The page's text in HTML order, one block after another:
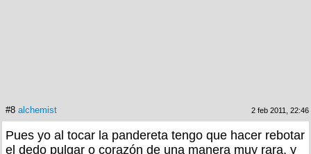
#8 alchemist 2 feb 2011, 22:46
Pues yo al tocar la pandereta tengo que hacer rebotar
el dedo pulgar o corazón de una manera muy rara, y